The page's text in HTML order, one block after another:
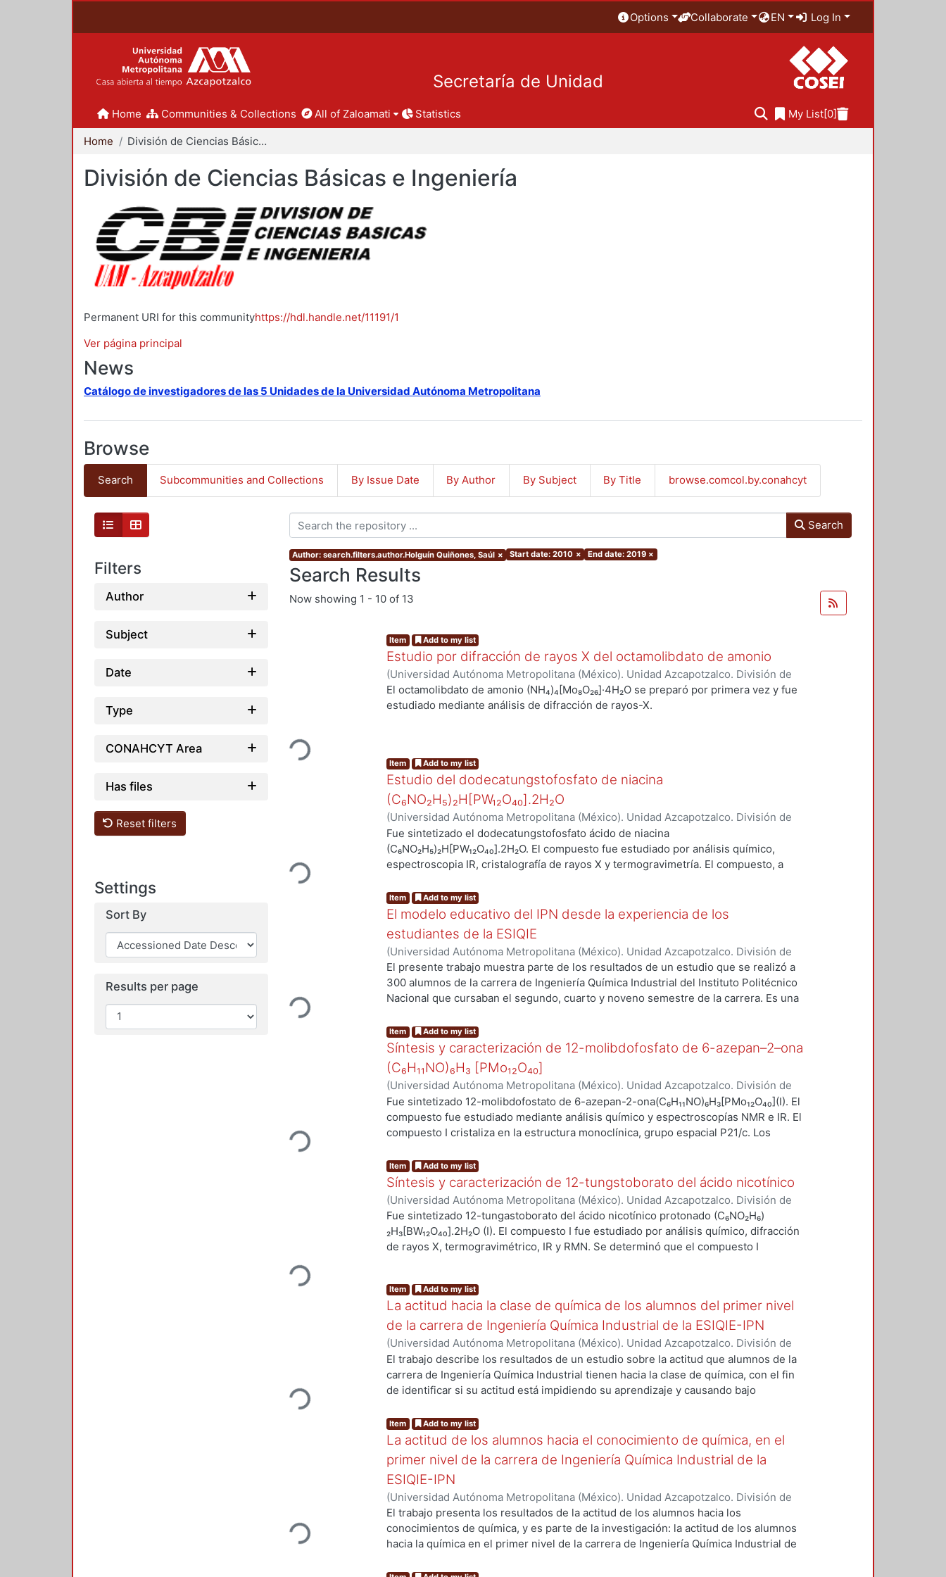
Options Collaborate EN Log In
Secretaría de Unidad
Home Communities & Collections All of Zaloamati Statistics My List[0]
Home División de Ciencias Básicas e Ingeniería
División de Ciencias Básicas e Ingeniería
Permanent URI for this communityhttps://hdl.handle.net/11191/1
Ver página principal
News
Catálogo de investigadores de las 5 Unidades de la Universidad Autónoma Metropolitana
Browse
Search Subcommunities and Collections By Issue Date By Author By Subject By Title browse.comcol.by.conahcyt
Filters
Author
Subject
Date
Type
CONAHCYT Area
Has files
Reset filters
Settings
Sort By
Results per page
Search
Author: search.filters.author.Holguín Quiñones, Saúl × Start date: 2010 × End date: 2019 ×
Search Results
Now showing 1 - 10 of 13
Loading...
Item Add to my list
Estudio por difracción de rayos X del octamolibdato de amonio
(Universidad Autónoma Metropolitana (México). Unidad Azcapotzalco. División de
Ciencias Básicas e Ingeniería.,2015)Kaziev, Garry Z. ;Holguín Quiñones, Saúl ;
Stepnova, Anna F.;Oreshkina, Anastasia V.;Morales Sánchez, Leticia Andrea
El octamolibdato de amonio (NH₄)₄[Mo₈O₂₆]·4H₂O se preparó por primera vez y fue
estudiado mediante análisis de difracción de rayos-X.
Loading...
Item Add to my list
Estudio del dodecatungstofosfato de niacina
(C₆NO₂H₅)₂H[PW₁₂O₄₀].2H₂O
(Universidad Autónoma Metropolitana (México). Unidad Azcapotzalco. División de
Ciencias Básicas e Ingeniería.,2015)Kaziev, Garry Z.;Kirichenko, Olga A.
Adam I.;Holguín Quiñones, Saúl;Chen, Yu S.
Fue sintetizado el dodecatungstofosfato ácido de niacina
(C₆NO₂H₅)₂H[PW₁₂O₄₀].2H₂O. El compuesto fue estudiado por análisis químico,
espectroscopia IR, cristalografía de rayos X y termogravimetría. El compuesto, a
celda unitaria: a = 33.015 (6), c= 12.010 (2) Å, γ = 120°, V = 11337 (4) Å3, Z = 9. A
100 K, se observó una transición de fase que conduce a un incremento de la
simetría a R3̅m (II); los parámetros de celda unitaria: a = 33.072 (1) Å, c = 24.234(1)
Å, γ = 120°, V = 22955 (2) Å³, Z = 18.
Loading...
Item Add to my list
El modelo educativo del IPN desde la experiencia de los
estudiantes de la ESIQIE
(Universidad Autónoma Metropolitana (México). Unidad Azcapotzalco. División de
Ciencias Básicas e Ingeniería.,2015) Morales Sánchez, Leticia Andrea; Morales
Sánchez, Virginia; Holguín Quiñones, Saúl
El presente trabajo muestra parte de los resultados de un estudio que se realizó a
300 alumnos de la carrera de Ingeniería Química Industrial del Instituto Politécnico
Nacional que cursaban el segundo, cuarto y noveno semestre de la carrera. Es una
empíricos. Se utilizó la encuesta para la recolección de información sobre algunos
de los siguientes indicadores: la formación integral del alumno, horarios flexibles,
práctica de deportes y la formación social mientras cursan la carrera, los servicios
de apoyo para los estudiantes, el seguimiento al aprendizaje de los alumnos por
parte de la institución, carreras actualizadas y acreditadas, la no discriminación a
los alumnos y los cambios curriculares, entre otros. El análisis estadístico se llevó a
cabo con el programa SSPS. Finalmente, se dan los resultados y las conclusiones.
Loading...
Item Add to my list
Síntesis y caracterización de 12-molibdofosfato de 6-azepan–2–ona
(C₆H₁₁NO)₆H₃ [PMo₁₂O₄₀]
(Universidad Autónoma Metropolitana (México). Unidad Azcapotzalco. División de
Ciencias Básicas e Ingeniería.,2016)Zaxárovich Káziev, Garry;Stepnova, Anna
Fedorovna; Xrustalev, Victor N.;Holguín Quiñones, Saúl;Morales Sánchez, Leticia
Andrea;Naranjo, Felix
Fue sintetizado 12-molibdofostato de 6-azepan-2-ona(C₆H₁₁NO)₆H₃[PMo₁₂O₄₀](I). El
compuesto fue estudiado mediante análisis químico y espectroscopías NMR e IR. El
compuesto I cristaliza en la estructura monoclínica, grupo espacial P21/c. Los
β=117.56, γ = 90°. ρcalc = 2,479 g/cm³; M=2504.22; Z=4; V=6710 Å³.
Loading...
Item Add to my list
Síntesis y caracterización de 12-tungstoborato del ácido nicotínico
(Universidad Autónoma Metropolitana (México). Unidad Azcapotzalco. División de
Ciencias Básicas e Ingeniería.,2016)Zaxárovich Káziev, Garry;Kirichenko, Olga A.
Stepnova, Anna Fedorovna;Holguín Quiñones, Saúl ;Morales Sánchez, Leticia
Andrea
Fue sintetizado 12-tungastoborato del ácido nicotínico protonado (C₆NO₂H₆)
₂H₃[BW₁₂O₄₀].2H₂O (I). El compuesto I fue estudiado por análisis químico, difracción
de rayos X, termogravimétrico, IR y RMN. Se determinó que el compuesto I
b=11.99, c=10.74Å, α=67.26, β=109.02, γ= 117.11°, V=1324.75 Å³. Densidad
picnométrica ρcalc=7.12 g/cm³. Número de fórmulas unitarias Z=2.
Loading...
Item Add to my list
La actitud hacia la clase de química de los alumnos del primer nivel
de la carrera de Ingeniería Química Industrial de la ESIQIE-IPN
(Universidad Autónoma Metropolitana (México). Unidad Azcapotzalco. División de
Ciencias Básicas e Ingeniería.,2016) Morales Sánchez, Leticia Andrea;Morales
Sánchez, Virginia;Holguín Quiñones, Saúl
El trabajo describe los resultados de un estudio sobre la actitud que alumnos de la
carrera de Ingeniería Química Industrial tienen hacia la clase de química, con el fin
de identificar si su actitud está impidiendo su aprendizaje y causando bajo
sistémico, empírico y transversal. Para el método empírico se empleó un
cuestionario, con la escala de medición Likert de variables categóricas, con
indicadores como: asisten a clase con agrado o no, por obligación, entre otras. Los
métodos estadísticos fueron: análisis, comparación, frecuencias y porcentajes. Los
resultados arrojaron que los alumnos tienen actitudes positivas hacia la clase de
química en casi todos los indicadores. Concluyendo que la actitud de los
estudiantes hacia la clase de química no es la causa del bajo rendimiento escolar.
Loading...
Item Add to my list
La actitud de los alumnos hacia el conocimiento de química, en el
primer nivel de la carrera de Ingeniería Química Industrial de la
ESIQIE-IPN
(Universidad Autónoma Metropolitana (México). Unidad Azcapotzalco. División de
Ciencias Básicas e Ingeniería.,2016) Morales Sánchez, Leticia Andrea;Morales
Sánchez, Virginia;Holguín Quiñones, Saúl
El trabajo presenta los resultados de la actitud de los alumnos hacia los
conocimientos de química, y es parte de la investigación: la actitud de los alumnos
hacia la química en el primer nivel de la carrera de Ingeniería Química Industrial de